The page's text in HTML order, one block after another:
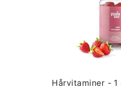
Hårvitaminer - 1